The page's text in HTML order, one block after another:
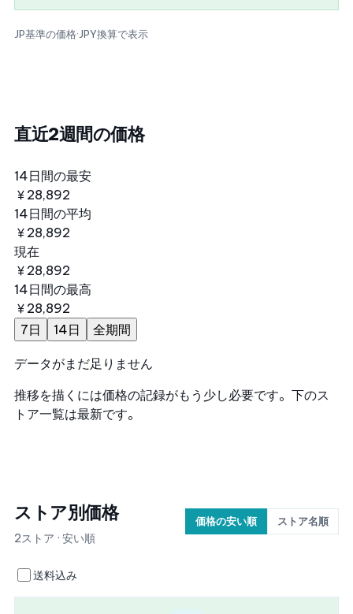
JP基準の価格·JPY換算で表示
直近2週間の価格
14日間の最安
￥28,892
14日間の平均
￥28,892
現在
￥28,892
14日間の最高
￥28,892
7日
14日 全期間
データがまだ足りません
推移を描くには価格の記録がもう少し必要です。下のス
トア一覧は最新です。
ストア別価格
2ストア · 安い順
価格の安い順 ストア名順
送料込み